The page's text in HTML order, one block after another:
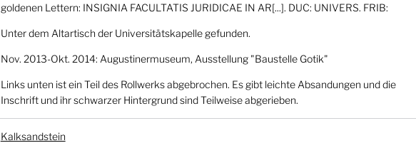
goldenen Lettern: INSIGNIA FACULTATIS JURIDICAE IN AR[...]. DUC: UNIVERS. FRIB:
Unter dem Altartisch der Universitätskapelle gefunden.
Nov. 2013-Okt. 2014: Augustinermuseum, Ausstellung "Baustelle Gotik"
Links unten ist ein Teil des Rollwerks abgebrochen. Es gibt leichte Absandungen und die
Inschrift und ihr schwarzer Hintergrund sind Teilweise abgerieben.
Kalksandstein